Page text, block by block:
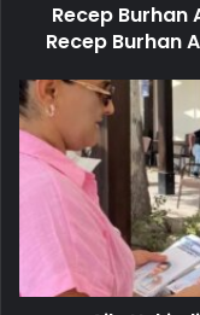
Recep Burhan
Recep Burhan